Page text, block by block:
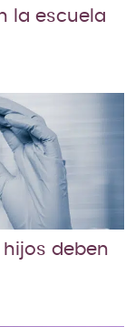
la escuela
deben